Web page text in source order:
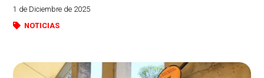
1 de Diciembre de 2025
NOTICIAS